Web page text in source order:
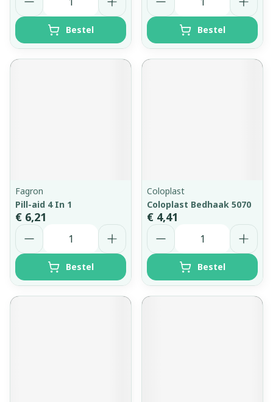
Bestel Bestel
Fagron
Pill-aid 4 In 1
€ 6,21
Aantal
Bestel
Coloplast
Coloplast Bedhaak 5070
€ 4,41
Aantal
Bestel